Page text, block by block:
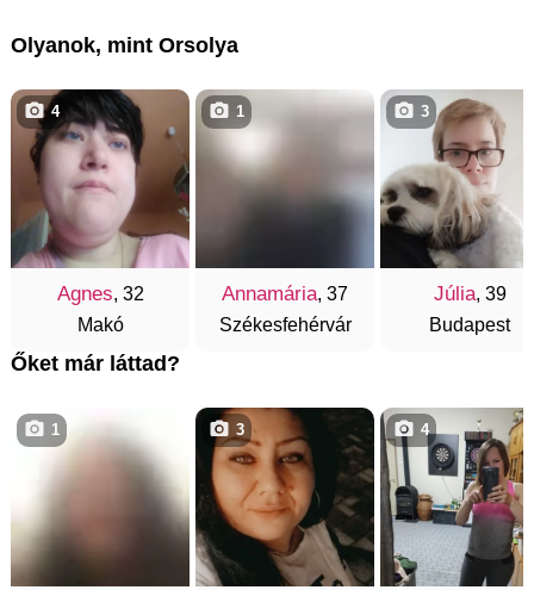
Olyanok, mint Orsolya
Agnes, 32
Makó
4
Annamária, 37
Székesfehérvár
1
Júlia, 39
Budapest
3
Őket már láttad?
1 3 4